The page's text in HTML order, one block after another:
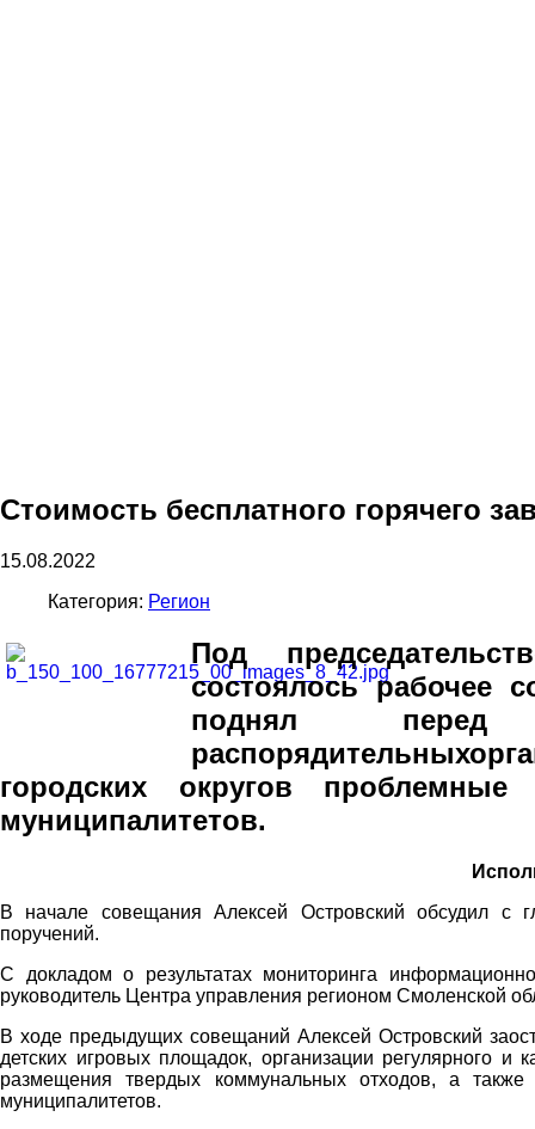
Стоимость бесплатного горячего
15.08.2022
Категория: Регион
Под
состоялось рабочее
поднял
распорядительных
городских округов
муниципалитетов.
В начале совещания Алексей Островский обсудил с
поручений.
С докладом о результатах мониторинга
руководитель Центра управления регионом Смоленской
В ходе предыдущих совещаний Алексей Островский
детских игровых площадок, организации регулярного и
размещения твердых коммунальных отходов, а
муниципалитетов.